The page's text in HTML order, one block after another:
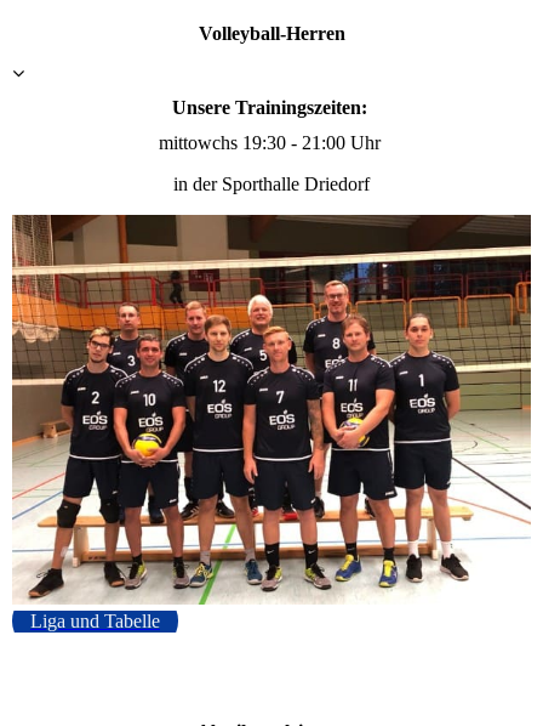
Volleyball-Herren
Unsere Trainingszeiten:
mittowchs 19:30 - 21:00 Uhr
in der Sporthalle Driedorf
Liga und Tabelle